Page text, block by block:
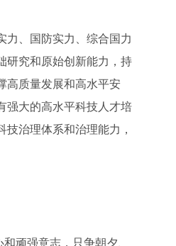
、国防实力、综合国力
研究和原始创新能力，持
高质量发展和高水平安
强大的高水平科技人才培
治理体系和治理能力，
顽强意志，只争朝夕、